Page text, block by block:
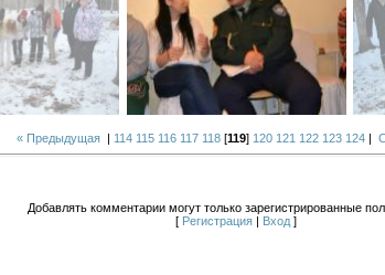
« Предыдущая | 114 115 116 117 118 [119] 120 121 122 123 124 |
Добавлять комментарии могут только зарегистрированные
[ Регистрация Вход ]